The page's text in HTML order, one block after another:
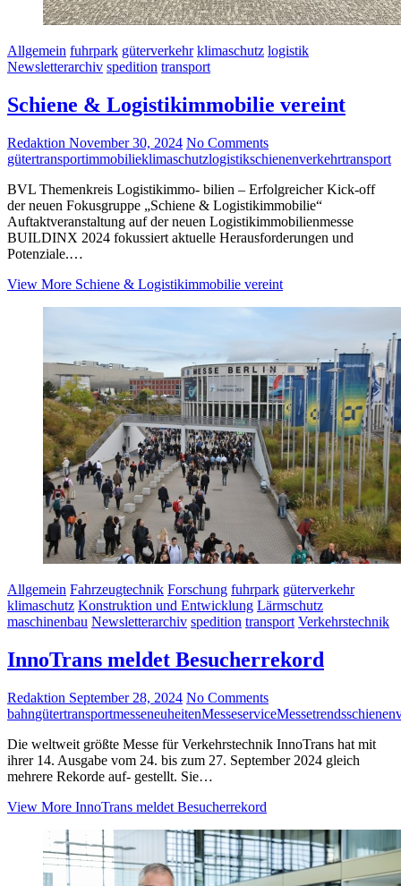
Allgemein fuhrpark güterverkehr klimaschutz logistik
Newsletterarchiv spedition transport
Schiene & Logistikimmobilie vereint
Redaktion November 30, 2024 No Comments
gütertransportimmobilieklimaschutzlogistikschienenverkehrtransport
BVL Themenkreis Logistikimmo- bilien – Erfolgreicher Kick-off
der neuen Fokusgruppe „Schiene & Logistikimmobilie“
Auftaktveranstaltung auf der neuen Logistikimmobilienmesse
BUILDINX 2024 fokussiert aktuelle Herausforderungen und
Potenziale.…
View More Schiene & Logistikimmobilie vereint
Allgemein Fahrzeugtechnik Forschung fuhrpark güterverkehr
klimaschutz Konstruktion und Entwicklung Lärmschutz
maschinenbau Newsletterarchiv spedition transport Verkehrstechnik
InnoTrans meldet Besucherrekord
Redaktion September 28, 2024 No Comments
bahngütertransportmesseneuheitenMesseserviceMessetrends
Die weltweit größte Messe für Verkehrstechnik InnoTrans hat mit
ihrer 14. Ausgabe vom 24. bis zum 27. September 2024 gleich
mehrere Rekorde auf- gestellt. Sie…
View More InnoTrans meldet Besucherrekord